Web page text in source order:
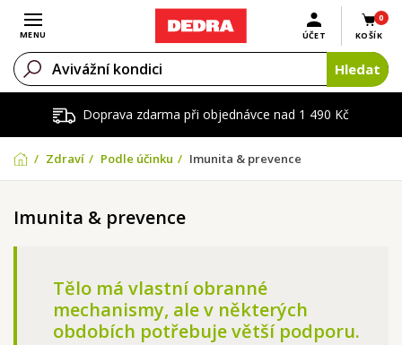
Doprava zdarma při objednávce nad 1 490 Kč
Otevřít menu
MENU
0
KOŠÍK
ÚČET
Hledat
Zdraví Podle účinku Imunita & prevence
Imunita & prevence
Tělo má vlastní obranné
mechanismy, ale v některých
obdobích potřebuje větší podporu.